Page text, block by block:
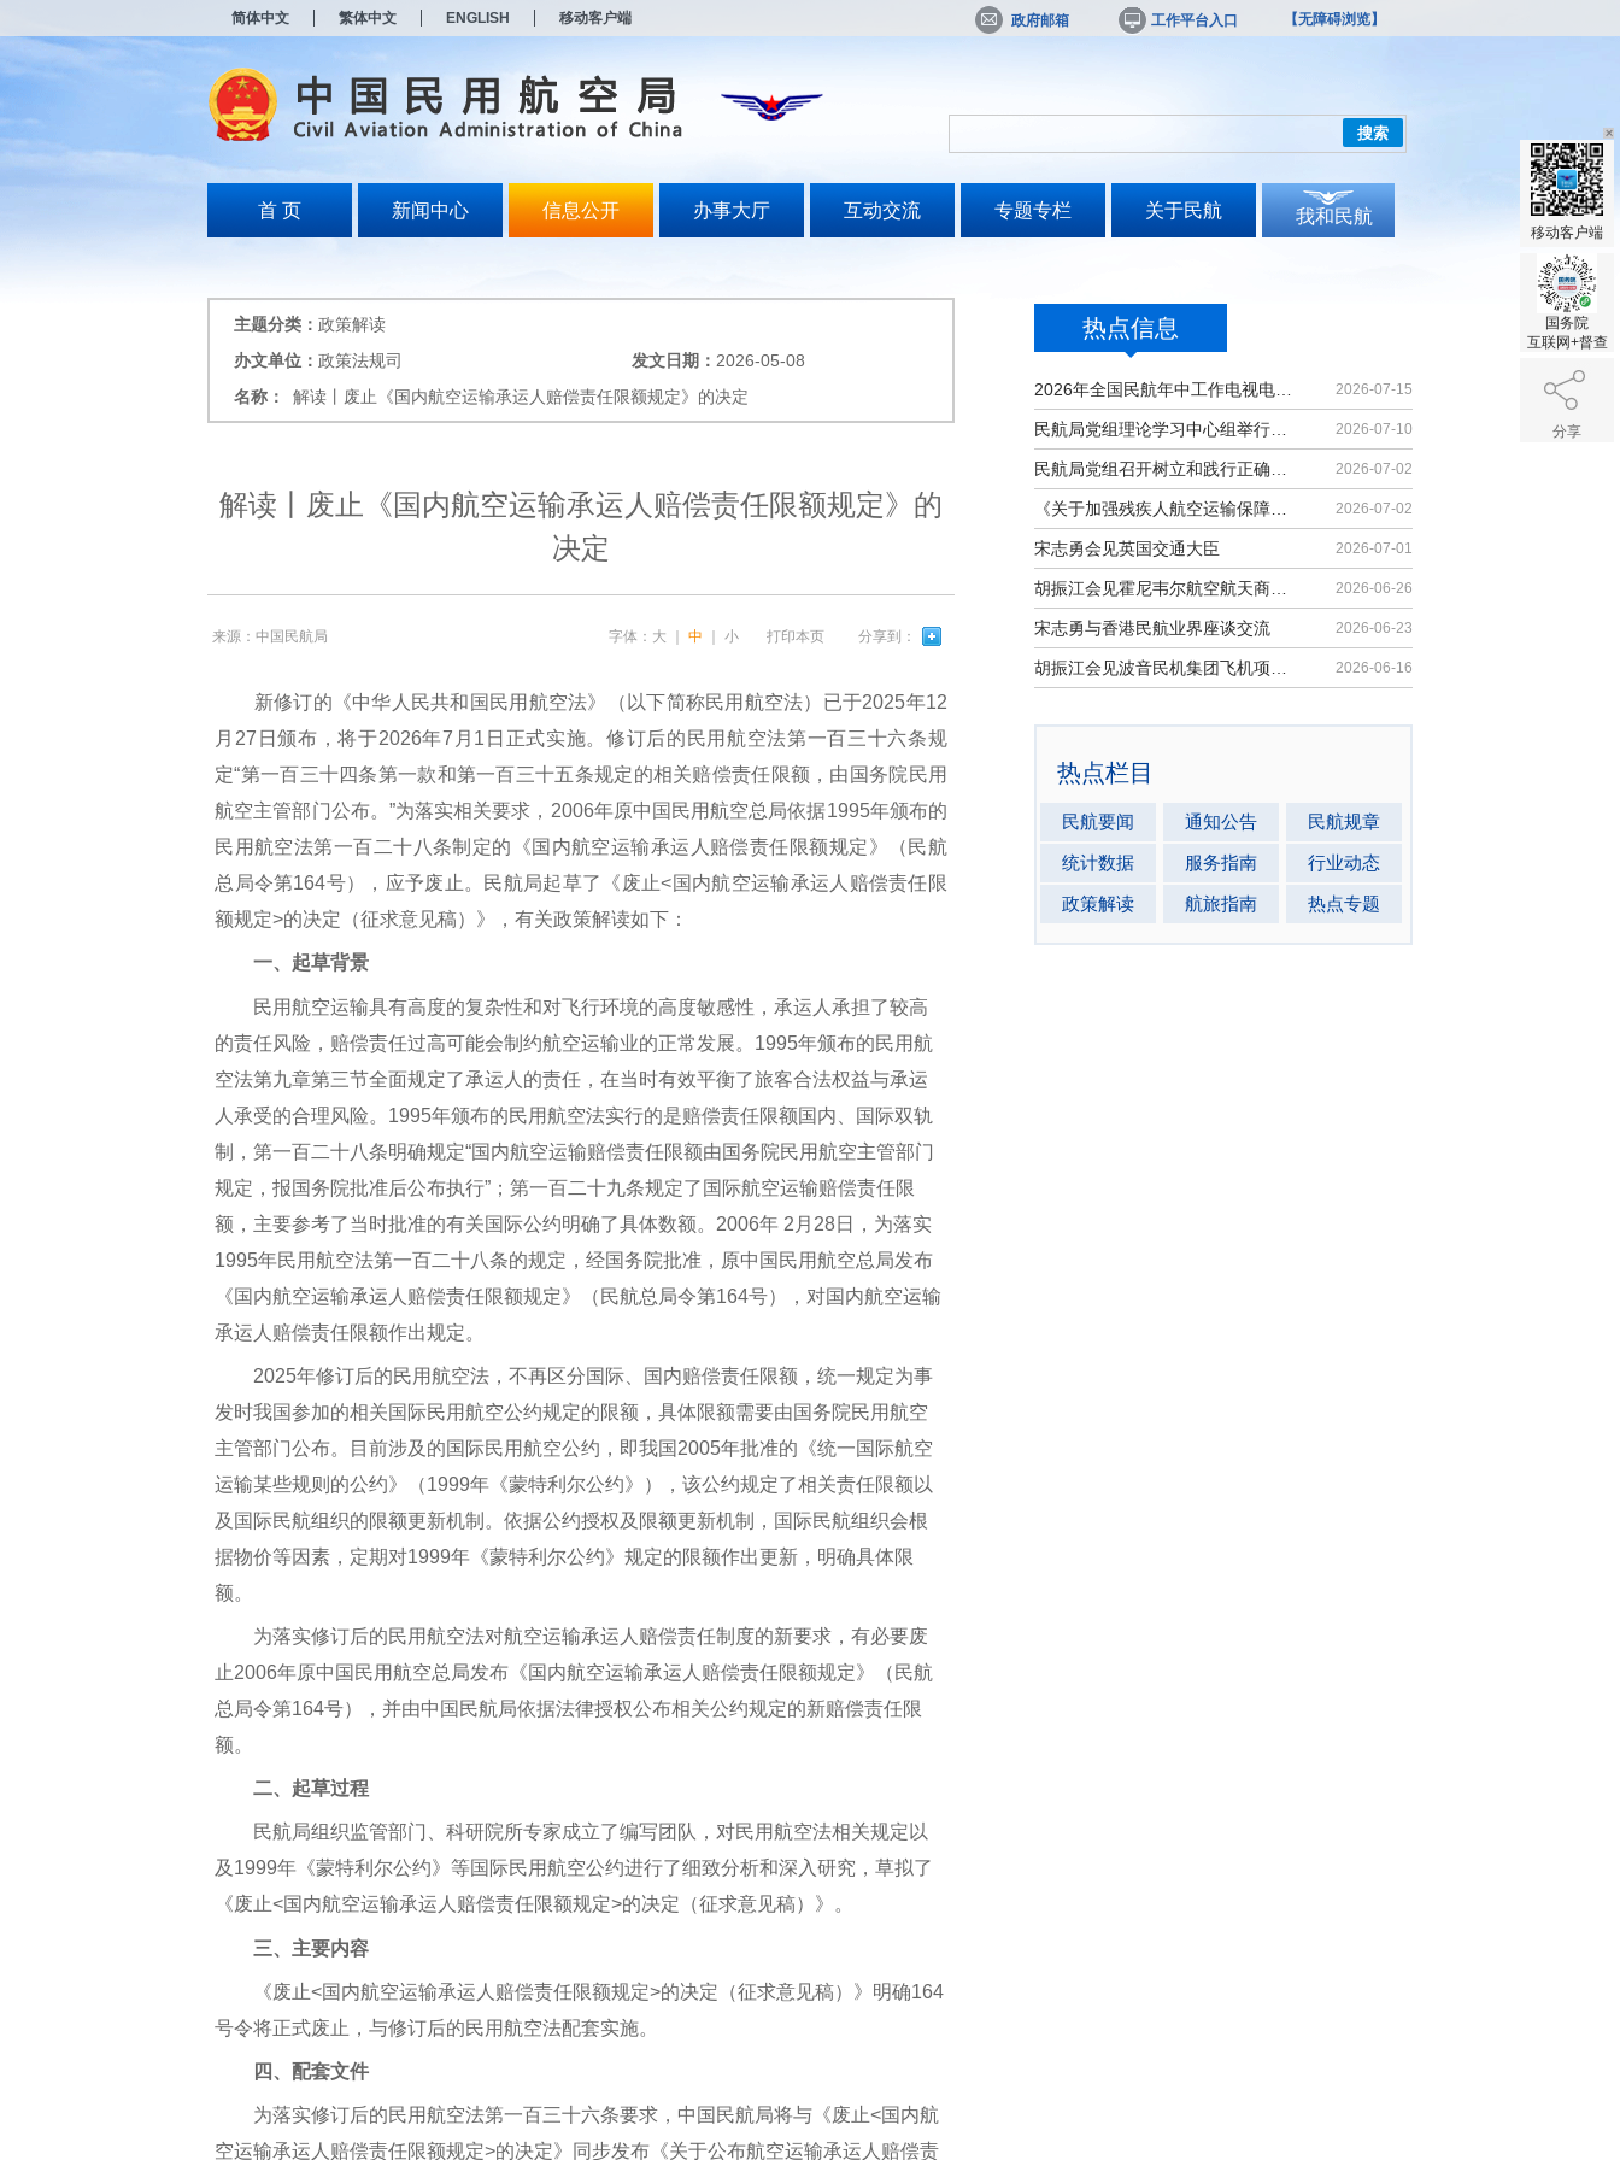
简体中文 繁体中文 ENGLISH 移动客户端 政府邮箱 工作平台入口 【无障碍浏览】
搜索
首 页 新闻中心 信息公开 办事大厅 互动交流 专题专栏 关于民航 我和民航
热点信息
2026-07-15
2026-07-10
2026-07-02
2026-07-02
宋志勇会见英国交通大臣 2026-07-01
2026-06-26
宋志勇与香港民航业界座谈交流 2026-06-23
2026-06-16
热点栏目
民航要闻 通知公告
民航规章
统计数据
服务指南
行业动态
政策解读
航旅指南 热点专题
主题分类： 政策解读
办文单位： 政策法规司 发文日期： 2026-05-08
名称：
解读丨废止《国内航空运输承运人赔偿责任限额规定》的决定
解读丨废止《国内航空运输承运人赔偿责任限额规定》的
决定
来源：中国民航局 字体： 大 中 小 打印本页 分享到：
新修订的《中华人民共和国民用航空法》（以下简称民用航空法）已于2025年12
月27日颁布，将于2026年7月1日正式实施。修订后的民用航空法第一百三十六条规
定“第一百三十四条第一款和第一百三十五条规定的相关赔偿责任限额，由国务院民用
航空主管部门公布。”为落实相关要求，2006年原中国民用航空总局依据1995年颁布的
民用航空法第一百二十八条制定的《国内航空运输承运人赔偿责任限额规定》（民航
总局令第164号），应予废止。民航局起草了《废止<国内航空运输承运人赔偿责任限
额规定>的决定（征求意见稿）》，有关政策解读如下：
一、起草背景
民用航空运输具有高度的复杂性和对飞行环境的高度敏感性，承运人承担了较高
的责任风险，赔偿责任过高可能会制约航空运输业的正常发展。1995年颁布的民用航
空法第九章第三节全面规定了承运人的责任，在当时有效平衡了旅客合法权益与承运
人承受的合理风险。1995年颁布的民用航空法实行的是赔偿责任限额国内、国际双轨
制，第一百二十八条明确规定“国内航空运输赔偿责任限额由国务院民用航空主管部门
规定，报国务院批准后公布执行”；第一百二十九条规定了国际航空运输赔偿责任限
额，主要参考了当时批准的有关国际公约明确了具体数额。2006年 2月28日，为落实
1995年民用航空法第一百二十八条的规定，经国务院批准，原中国民用航空总局发布
《国内航空运输承运人赔偿责任限额规定》（民航总局令第164号），对国内航空运输
承运人赔偿责任限额作出规定。
2025年修订后的民用航空法，不再区分国际、国内赔偿责任限额，统一规定为事
发时我国参加的相关国际民用航空公约规定的限额，具体限额需要由国务院民用航空
主管部门公布。目前涉及的国际民用航空公约，即我国2005年批准的《统一国际航空
运输某些规则的公约》（1999年《蒙特利尔公约》），该公约规定了相关责任限额以
及国际民航组织的限额更新机制。依据公约授权及限额更新机制，国际民航组织会根
据物价等因素，定期对1999年《蒙特利尔公约》规定的限额作出更新，明确具体限
额。
为落实修订后的民用航空法对航空运输承运人赔偿责任制度的新要求，有必要废
止2006年原中国民用航空总局发布《国内航空运输承运人赔偿责任限额规定》（民航
总局令第164号），并由中国民航局依据法律授权公布相关公约规定的新赔偿责任限
额。
二、起草过程
民航局组织监管部门、科研院所专家成立了编写团队，对民用航空法相关规定以
及1999年《蒙特利尔公约》等国际民用航空公约进行了细致分析和深入研究，草拟了
《废止<国内航空运输承运人赔偿责任限额规定>的决定（征求意见稿）》。
三、主要内容
《废止<国内航空运输承运人赔偿责任限额规定>的决定（征求意见稿）》明确164
号令将正式废止，与修订后的民用航空法配套实施。
四、配套文件
为落实修订后的民用航空法第一百三十六条要求，中国民航局将与《废止<国内航
空运输承运人赔偿责任限额规定>的决定》同步发布《关于公布航空运输承运人赔偿责
移动客户端
国务院
互联网+督查
分享
打
无
障